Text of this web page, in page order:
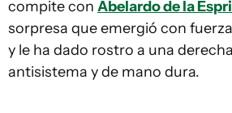
compite con Abelardo de la
sorpresa que emergió con
y le ha dado rostro a una
antisistema y de mano dura.